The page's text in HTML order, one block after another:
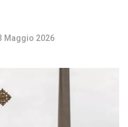
Maggio 2026